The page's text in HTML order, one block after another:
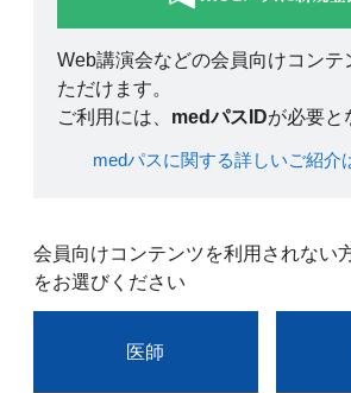
Web講演会などの会員向けコンテ
ただけます。
ご利用には、 medパスIDが必要と
medパスに関する詳しいご紹介
会員向けコンテンツを利用されない
をお選びください
医師